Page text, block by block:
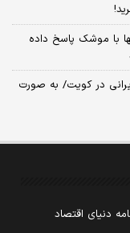
با موشک پاسخ داده
در کویت/ به صورت
دنیای اقتصاد